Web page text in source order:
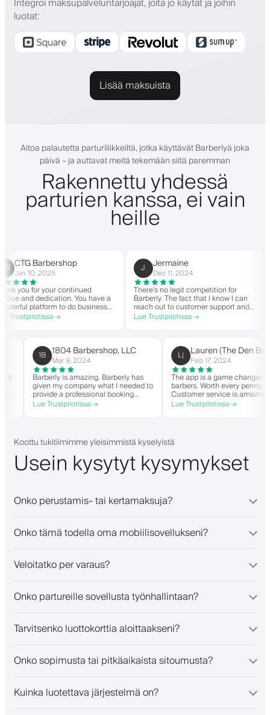
luotat:
Lisää maksuista
Aitoa palautetta parturiliikkeiltä, jotka käyttävät Barberlyä joka
päivä – ja auttavat meitä tekemään siitä paremman
Rakennettu yhdessä
parturien kanssa, ei vain
heille
CTG Barbershop
Jan 10, 2025
you for your continued
and dedication. You have a
platform to do business
spirit. Thank you from
→
Jermaine
Dec 11, 2024
There's no legit competition for
Barberly. The fact that I know I can
reach out to customer support and
actually get help is a major reason I
stay. Barberly provides a ton of
Lue Trustpilotissa →
on
it
1B 1804 Barbershop, LLC
Mar 9, 2024
Barberly is amazing. Barberly has
given my company what I needed to
provide a professional booking
experience for my clients. Their
team has been exceptional,
Lue Trustpilotissa →
L( Lauren (The
Feb 17, 2024
The app is a game
barbers. Worth every
Customer service is
helps with everything or
they need. Definitely
Lue Trustpilotissa →
Koottu tukitiimimme yleisimmistä kyselyistä
Usein kysytyt kysymykset
Onko perustamis- tai kertamaksuja?
Onko tämä todella oma mobiilisovellukseni?
Veloitatko per varaus?
Onko partureille sovellusta työnhallintaan?
Tarvitsenko luottokorttia aloittaakseni?
Onko sopimusta tai pitkäaikaista sitoumusta?
Kuinka luotettava järjestelmä on?